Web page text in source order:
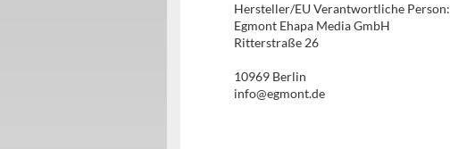
Hersteller/EU Verantwortliche Person:
Egmont Ehapa Media GmbH
Ritterstraße 26
10969 Berlin
info@egmont.de